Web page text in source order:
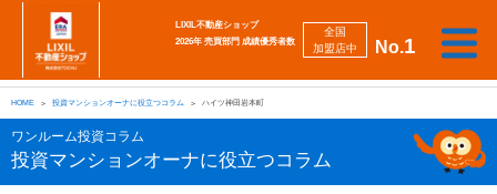
No.1
全国
加盟店中
LIXIL不動産ショップ
2026年 売買部門 成績優秀者数
売
り
た
い
買
い
た
い
相
談
し
た
い
勉
強
し
た
い
強
み
会
社
案
採
用
情
査定
HOME 投資マンションオーナに役立つコラム ハイツ神田岩本町
ワンルーム投資コラム
投資マンションオーナに役立つコラム